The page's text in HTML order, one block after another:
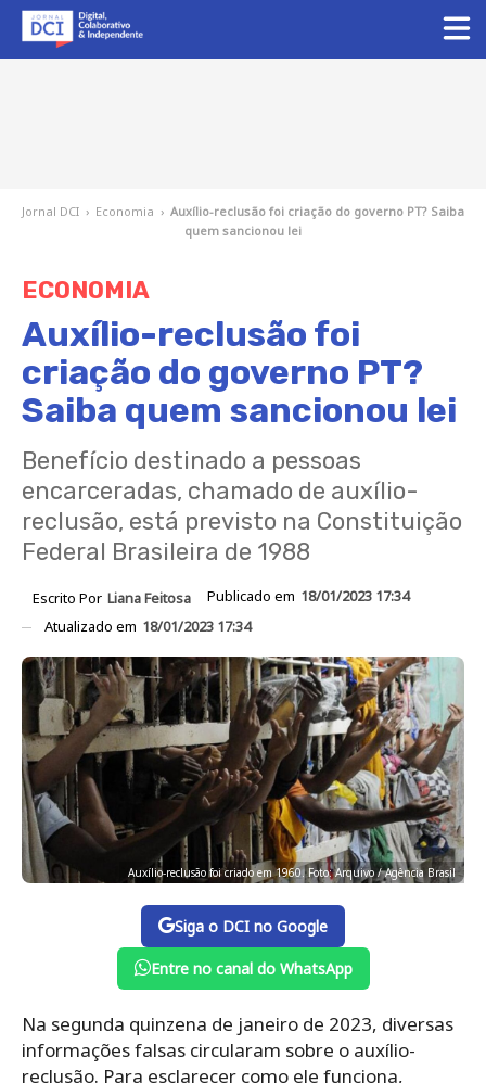
Jornal DCI › Economia › Auxílio-reclusão foi criação do governo PT? Saiba
quem sancionou lei
ECONOMIA
Auxílio-reclusão foi
criação do governo PT?
Saiba quem sancionou lei
Benefício destinado a pessoas
encarceradas, chamado de auxílio-
reclusão, está previsto na Constituição
Federal Brasileira de 1988
Escrito Por Liana Feitosa Publicado em 18/01/2023 17:34
Atualizado em 18/01/2023 17:34
Auxílio-reclusão foi criado em 1960. Foto: Arquivo / Agência Brasil
Siga o DCI no Google
Entre no canal do WhatsApp
Na segunda quinzena de janeiro de 2023, diversas
informações falsas circularam sobre o auxílio-
reclusão. Para esclarecer como ele funciona,